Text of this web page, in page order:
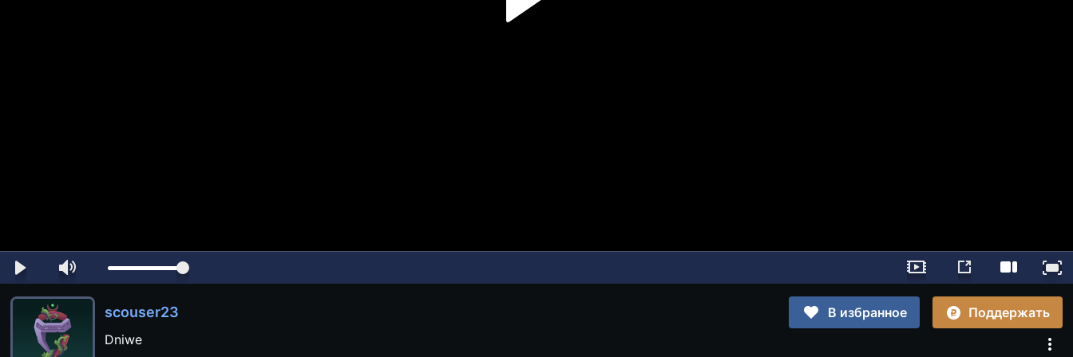
scouser23 В избранное
Поддержать
Dniwe